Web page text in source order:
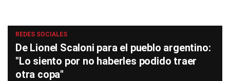
REDES SOCIALES
De Lionel Scaloni para el pueblo argentino:
"Lo siento por no haberles podido traer
otra copa"